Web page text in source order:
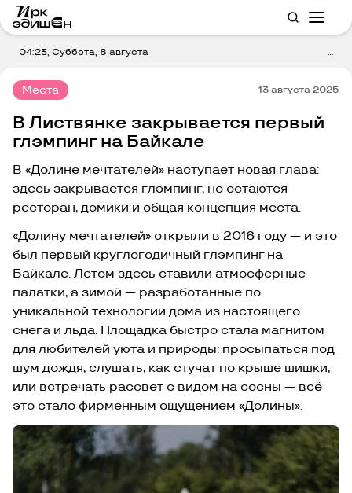
04:23, Суббота, 8 августа ...
Места 13 августа 2025
В Листвянке закрывается первый
глэмпинг на Байкале
В «Долине мечтателей» наступает новая глава:
здесь закрывается глэмпинг, но остаются
ресторан, домики и общая концепция места.
«Долину мечтателей» открыли в 2016 году — и это
был первый круглогодичный глэмпинг на
Байкале. Летом здесь ставили атмосферные
палатки, а зимой — разработанные по
уникальной технологии дома из настоящего
снега и льда. Площадка быстро стала магнитом
для любителей уюта и природы: просыпаться под
шум дождя, слушать, как стучат по крыше шишки,
или встречать рассвет с видом на сосны — всё
это стало фирменным ощущением «Долины».